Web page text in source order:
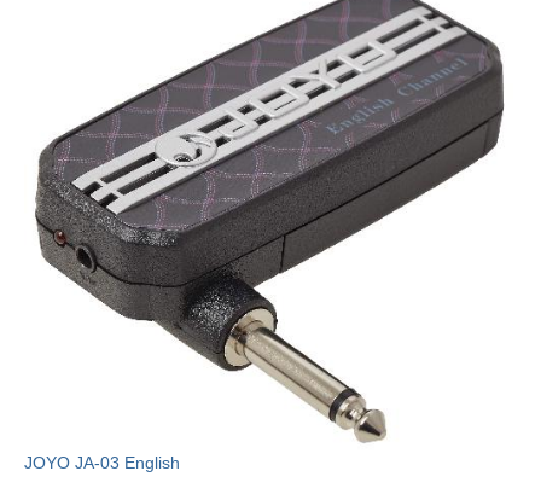
JOYO JA-03 English